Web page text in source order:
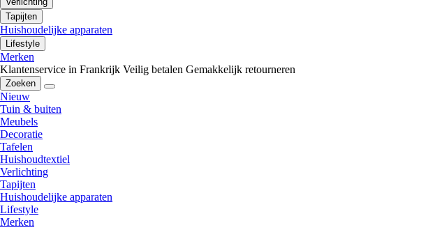
Tapijten
Huishoudelijke apparaten
Lifestyle
Merken
Klantenservice in Frankrijk Veilig betalen Gemakkelijk retourneren
Zoeken
Nieuw
Tuin & buiten
Meubels
Decoratie
Tafelen
Huishoudtextiel
Verlichting
Tapijten
Huishoudelijke apparaten
Lifestyle
Merken